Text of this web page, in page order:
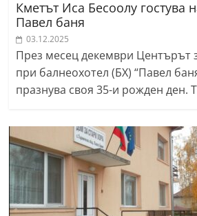
Кметът Иса Бесоолу гостува
Павел баня
03.12.2025
През месец декември Центърът
при балнеохотел (БХ) “Павел
празнува своя 35-и рожден ден.